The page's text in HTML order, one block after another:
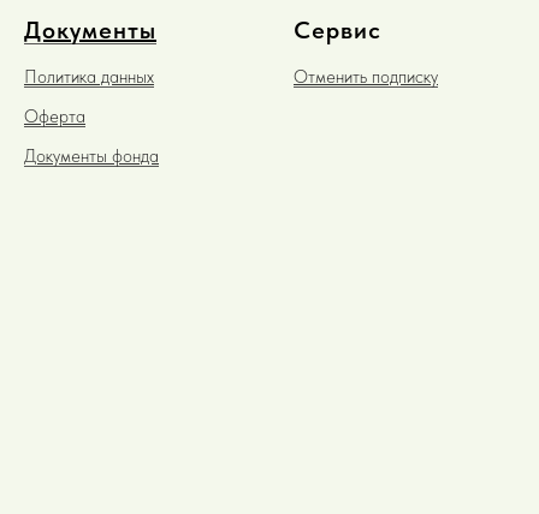
Документы
Политика данных
Оферта
Документы фонда
Сервис
Отменить подписку